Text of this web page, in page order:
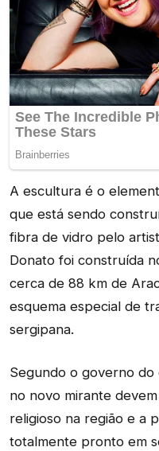
A escultura é o
que está sendo
fibra de vidro pelo
Donato foi construída
cerca de 88 km de
esquema especial de
sergipana.
Segundo o governo do
no novo mirante
religioso na região e a
totalmente pronto em